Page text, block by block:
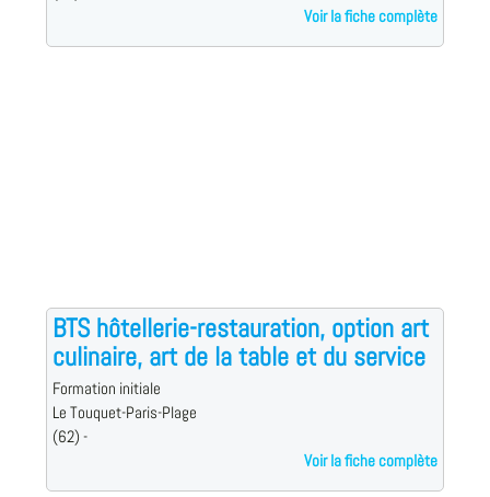
Voir la fiche complète
BTS hôtellerie-restauration, option art
culinaire, art de la table et du service
Formation initiale
Le Touquet-Paris-Plage
(62) -
Voir la fiche complète